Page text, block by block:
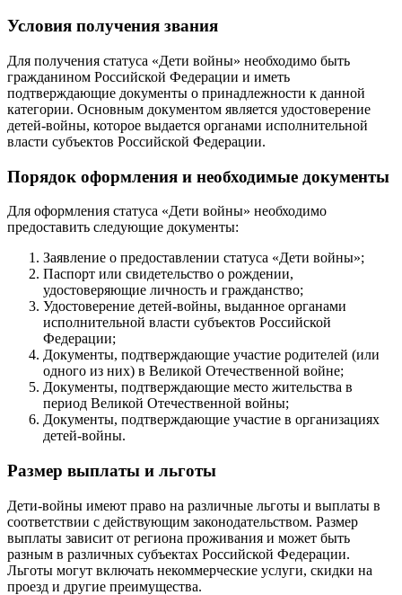
Условия получения звания
Для получения статуса «Дети войны» необходимо быть
гражданином Российской Федерации и иметь
подтверждающие документы о принадлежности к данной
категории. Основным документом является удостоверение
детей-войны, которое выдается органами исполнительной
власти субъектов Российской Федерации.
Порядок оформления и необходимые документы
Для оформления статуса «Дети войны» необходимо
предоставить следующие документы:
Заявление о предоставлении статуса «Дети войны»;
Паспорт или свидетельство о рождении,
удостоверяющие личность и гражданство;
Удостоверение детей-войны, выданное органами
исполнительной власти субъектов Российской
Федерации;
Документы, подтверждающие участие родителей (или
одного из них) в Великой Отечественной войне;
Документы, подтверждающие место жительства в
период Великой Отечественной войны;
Документы, подтверждающие участие в организациях
детей-войны.
Размер выплаты и льготы
Дети-войны имеют право на различные льготы и выплаты в
соответствии с действующим законодательством. Размер
выплаты зависит от региона проживания и может быть
разным в различных субъектах Российской Федерации.
Льготы могут включать некоммерческие услуги, скидки на
проезд и другие преимущества.